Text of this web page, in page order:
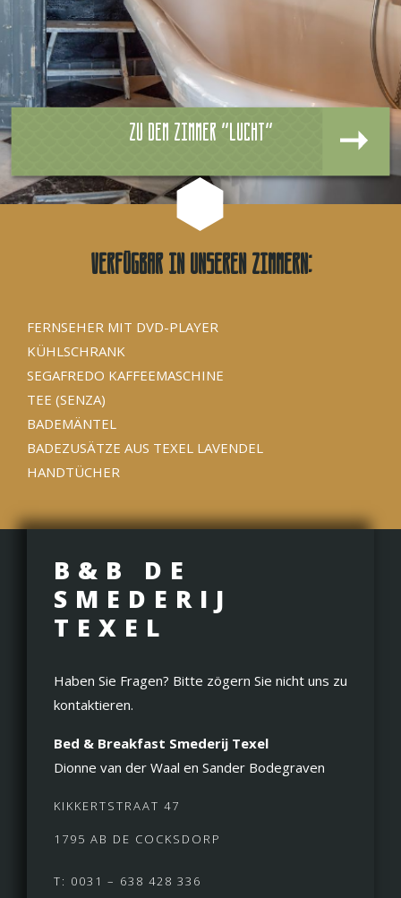
Zu dem zimmer "Lucht"
Verfügbar in unseren Zimmern:
FERNSEHER MIT DVD-PLAYER
KÜHLSCHRANK
SEGAFREDO KAFFEEMASCHINE
TEE (SENZA)
BADEMÄNTEL
BADEZUSÄTZE AUS TEXEL LAVENDEL
HANDTÜCHER
B&B DE
SMEDERIJ
TEXEL
Haben Sie Fragen? Bitte zögern Sie nicht uns zu
kontaktieren.
Bed & Breakfast Smederij Texel
Dionne van der Waal en Sander Bodegraven
KIKKERTSTRAAT 47
1795 AB DE COCKSDORP
T: 0031 – 638 428 336